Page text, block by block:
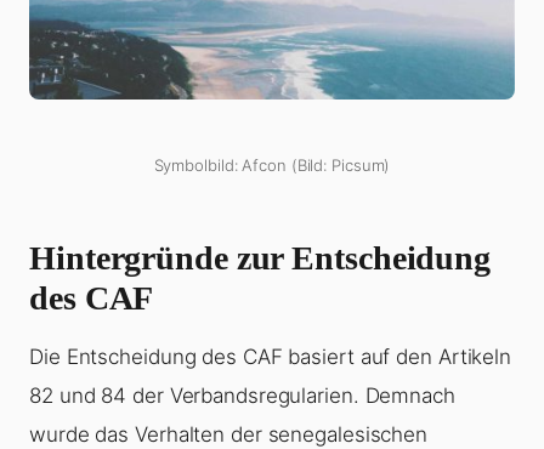
Symbolbild: Afcon (Bild: Picsum)
Hintergründe zur Entscheidung
des CAF
Die Entscheidung des CAF basiert auf den Artikeln
82 und 84 der Verbandsregularien. Demnach
wurde das Verhalten der senegalesischen